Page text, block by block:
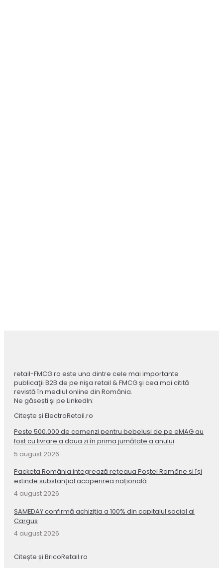
retail-FMCG.ro este una dintre cele mai importante
publicaţii B2B de pe nişa retail & FMCG şi cea mai citită
revistă în mediul online din România.
Ne găsești și pe LinkedIn:
Citește și ElectroRetail.ro
Peste 500.000 de comenzi pentru bebeluși de pe eMAG au
fost cu livrare a doua zi în prima jumătate a anului
5 august 2026
Packeta România integrează rețeaua Poștei Române și își
extinde substanțial acoperirea națională
4 august 2026
SAMEDAY confirmă achiziția a 100% din capitalul social al
Cargus
4 august 2026
Citește și BricoRetail.ro